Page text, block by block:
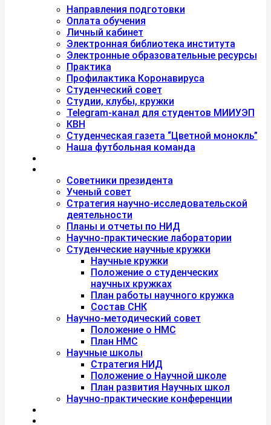
Направления подготовки
Оплата обучения
Личный кабинет
Электронная библиотека института
Электронные образовательные ресурсы
Практика
Профилактика Коронавируса
Студенческий совет
Студии, клубы, кружки
Telegram-канал для студентов МИИУЭП
КВН
Студенческая газета “Цветной монокль”
Наша футбольная команда
Советники президента
Ученый совет
Стратегия научно-исследовательской
деятельности
Планы и отчеты по НИД
Научно-практические лаборатории
Студенческие научные кружки
Научные кружки
Положение о студенческих
научных кружках
План работы научного кружка
Состав СНК
Научно-методический совет
Положение о НМС
План НМС
Научные школы
Стратегия НИД
Положение о Научной школе
План развития Научных школ
Научно-практические конференции